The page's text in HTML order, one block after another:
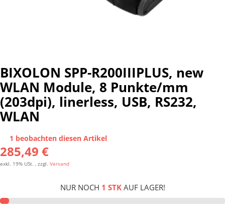
BIXOLON SPP-R200IIIPLUS, new
WLAN Module, 8 Punkte/mm
(203dpi), linerless, USB, RS232,
WLAN
1 beobachten diesen Artikel
285,49 €
exkl. 19% USt. , zzgl. Versand
NUR NOCH 1 STKAUF LAGER!